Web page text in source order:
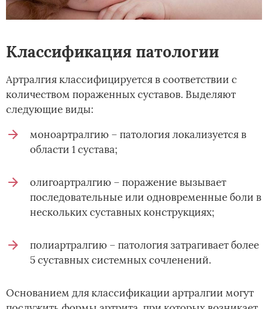
Классификация патологии
Артралгия классифицируется в соответствии с
количеством пораженных суставов. Выделяют
следующие виды:
моноартралгию – патология локализуется в
области 1 сустава;
олигоартралгию – поражение вызывает
последовательные или одновременные боли в
нескольких суставных конструкциях;
полиартралгию – патология затрагивает более
5 суставных системных сочленений.
Основанием для классификации артралгии могут